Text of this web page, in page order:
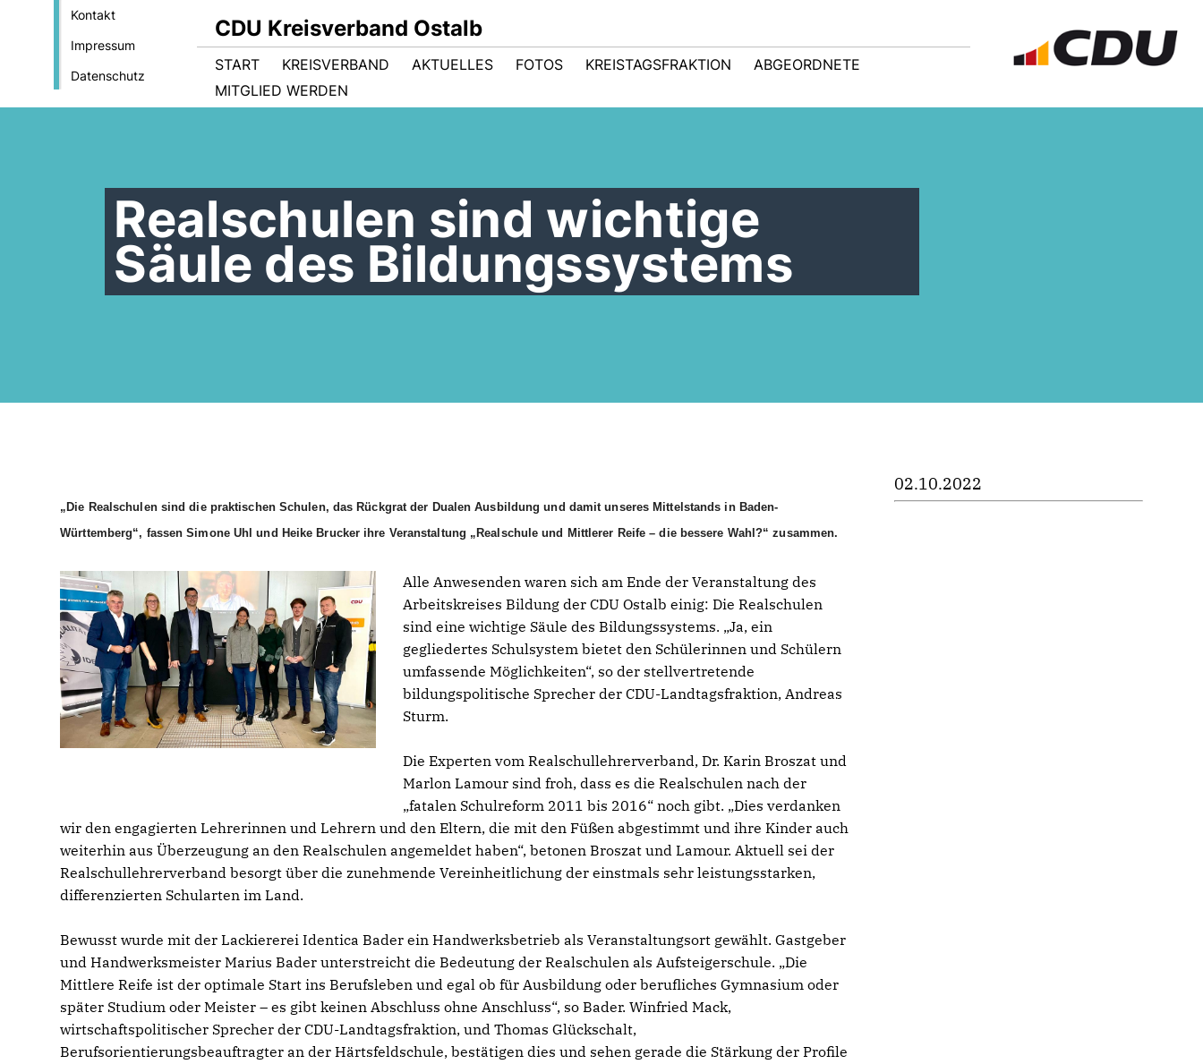
Kontakt
Impressum
Datenschutz
CDU Kreisverband Ostalb
START KREISVERBAND AKTUELLES FOTOS KREISTAGSFRAKTION
ABGEORDNETE
MITGLIED WERDEN
Realschulen sind wichtige
Säule des Bildungssystems
Die Realschulen sind die praktischen Schulen, das Rückgrat der Dualen Ausbildung und damit unseres Mittelstands in Baden-
Württemberg“, fassen Simone Uhl und Heike Brucker ihre Veranstaltung „Realschule und Mittlerer Reife – die bessere Wahl?“ zusammen.
Alle Anwesenden waren sich am Ende der Veranstaltung des
Arbeitskreises Bildung der CDU Ostalb einig: Die Realschulen
sind eine wichtige Säule des Bildungssystems. „Ja, ein
gegliedertes Schulsystem bietet den Schülerinnen und Schülern
umfassende Möglichkeiten“, so der stellvertretende
bildungspolitische Sprecher der CDU-Landtagsfraktion, Andreas
Sturm.
Die Experten vom Realschullehrerverband, Dr. Karin Broszat und
Marlon Lamour sind froh, dass es die Realschulen nach der
fatalen Schulreform 2011 bis 2016“ noch gibt. „Dies verdanken
wir den engagierten Lehrerinnen und Lehrern und den Eltern, die mit den Füßen abgestimmt und ihre Kinder auch
weiterhin aus Überzeugung an den Realschulen angemeldet haben“, betonen Broszat und Lamour. Aktuell sei der
Realschullehrerverband besorgt über die zunehmende Vereinheitlichung der einstmals sehr leistungsstarken,
differenzierten Schularten im Land.
Bewusst wurde mit der Lackiererei Identica Bader ein Handwerksbetrieb als Veranstaltungsort gewählt. Gastgeber
und Handwerksmeister Marius Bader unterstreicht die Bedeutung der Realschulen als Aufsteigerschule. „Die
Mittlere Reife ist der optimale Start ins Berufsleben und egal ob für Ausbildung oder berufliches Gymnasium oder
später Studium oder Meister – es gibt keinen Abschluss ohne Anschluss“, so Bader. Winfried Mack,
wirtschaftspolitischer Sprecher der CDU-Landtagsfraktion, und Thomas Glückschalt,
Berufsorientierungsbeauftragter an der Härtsfeldschule, bestätigen dies und sehen gerade die Stärkung der Profile
02.10.2022